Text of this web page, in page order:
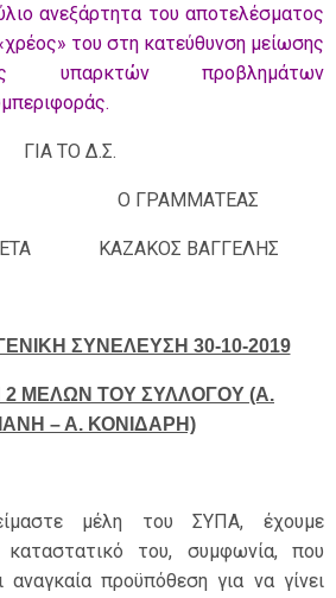
ανεξάρτητα του αποτελέσματος
του στη κατεύθυνση μείωσης
υπαρκτών προβλημάτων
ΓΙΑ ΤΟ Δ.Σ.
Ο ΓΡΑΜΜΑΤΕΑΣ
ΚΑΖΑΚΟΣ ΒΑΓΓΕΛΗΣ
ΣΥΝΕΛΕΥΣΗ 30-10-2019
2 ΜΕΛΩΝ ΤΟΥ ΣΥΛΛΟΓΟΥ (Α.
– Α. ΚΟΝΙΔΑΡΗ)
μέλη του ΣΥΠΑ, έχουμε
του, συμφωνία, που
αναγκαία προϋπόθεση για να γίνει